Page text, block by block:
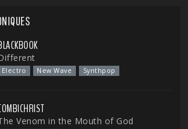
Electro New Wave Synthpop
Venom in the Mouth of God